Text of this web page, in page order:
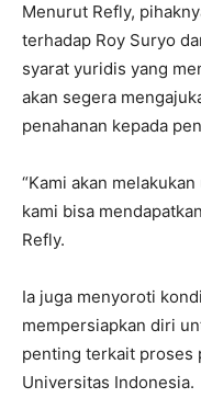
Menurut Refly,
terhadap Roy Suryo
syarat yuridis yang
akan segera
penahanan kepada
“Kami akan
kami bisa
Refly.
Ia juga menyoroti
mempersiapkan diri
penting terkait proses
Universitas Indonesia.